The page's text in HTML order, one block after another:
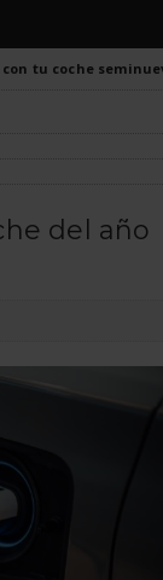
tu coche
del año